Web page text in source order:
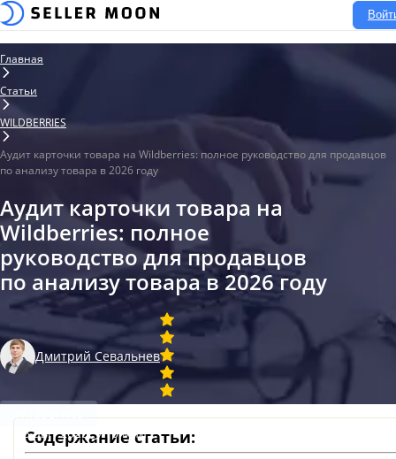
Главная
Статьи
WILDBERRIES
Аудит карточки товара на Wildberries: полное руководство для продавцов
по анализу товара в 2026 году
Аудит карточки товара на
Wildberries: полное
руководство для продавцов
по анализу товара в 2026 году
Дмитрий Севальнев
Wildberries
18 авг. 2025
10 мин.
Содержание статьи: